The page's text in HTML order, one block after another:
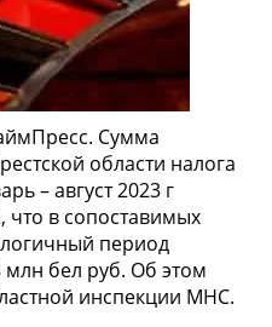
Сумма
области налога
– август 2023 г
что в сопоставимых
период
бел руб. Об этом
инспекции МНС.